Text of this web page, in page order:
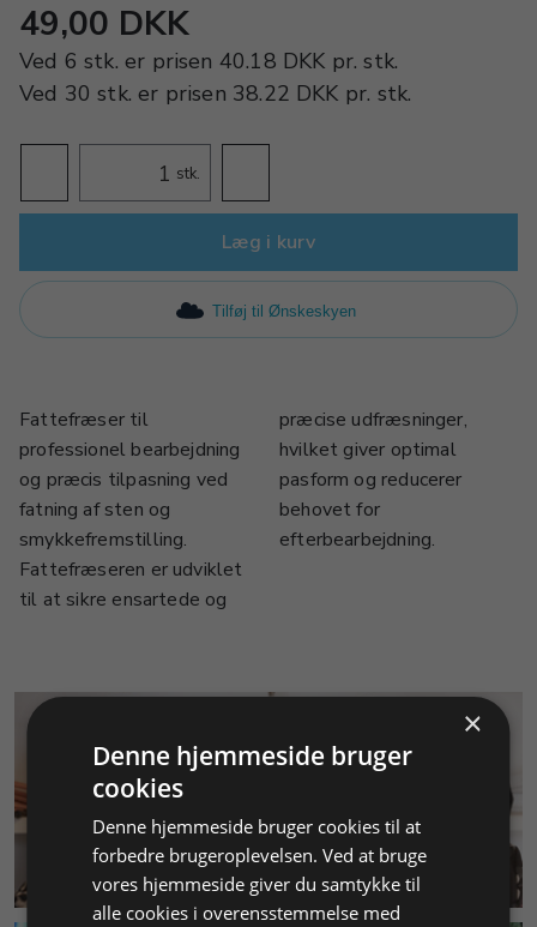
49,00 DKK
Ved 6 stk. er prisen 40.18 DKK pr.stk.
Ved 30 stk. er prisen 38.22 DKK pr. stk.
stk.
Læg i kurv
Tilføj til Ønskeskyen
Fattefræser til
professionel bearbejdning
og præcis tilpasning ved
fatning af sten og
smykkefremstilling.
Fattefræseren er udviklet
til at sikre ensartede og
præcise udfræsninger,
hvilket giver optimal
pasform og reducerer
behovet for
efterbearbejdning.
KUNDESERVICE
×
Denne hjemmeside bruger
cookies
Denne hjemmeside bruger cookies til at
forbedre brugeroplevelsen. Ved at bruge
vores hjemmeside giver du samtykke til
alle cookies i overensstemmelse med